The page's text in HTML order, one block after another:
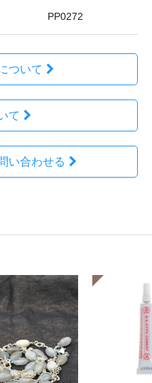
PP0272
ついて
て
い合わせる